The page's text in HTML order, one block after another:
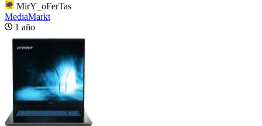
MirY_oFerTas
MediaMarkt
1 año